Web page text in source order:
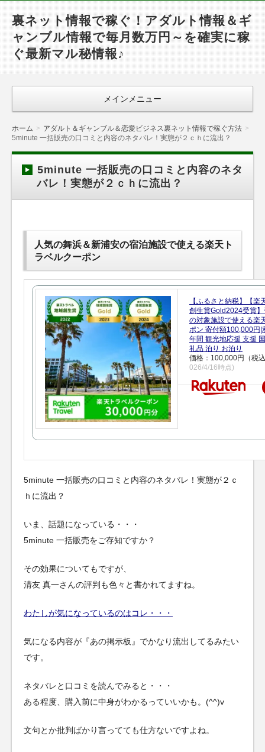
裏ネット情報で稼ぐ！アダルト情報＆ギ
ャンブル情報で毎月数万円～を確実に稼
ぐ最新マル秘情報♪
メインメニュー
ホーム
アダルト＆ギャンブル＆恋愛ビジネス裏ネット情報で稼ぐ方法
5minute 一括販売の口コミと内容のネタバレ！実態が２ｃｈに流出？
5minute 一括販売の口コミと内容のネタ
バレ！実態が２ｃｈに流出？
人気の舞浜＆新浦安の宿泊施設で使える楽天ト
ラベルクーポン
【ふるさと納税】【楽
創生賞Gold2024受賞
の対象施設で使える楽
ポン 寄付額100,000円|
年間 観光地応援 支援
礼品 泊り お泊り
価格：100,000円（税
026/4/16時点)
5minute 一括販売の口コミと内容のネタバレ！実態が２ｃ
ｈに流出？
いま、話題になっている・・・
5minute 一括販売をご存知ですか？
その効果についてもですが、
清友 真一さんの評判も色々と書かれてますね。
わたしが気になっているのはコレ・・・
気になる内容が『あの掲示板』でかなり流出してるみたい
です。
ネタバレと口コミを読んでみると・・・
ある程度、購入前に中身がわかるっていいかも。(^^)v
文句とか批判ばかり言ってても仕方ないですよね。